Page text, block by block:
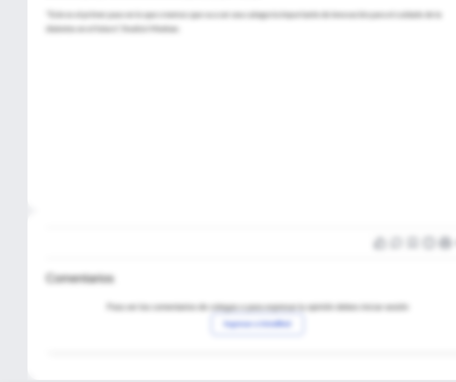
"Este es el primer paso en lo que creemos que va a ser una categoría importante de innovación para el cuidado de la
diabetes en el futuro", finalizó Meehan.
Comentarios
Para ver los comentarios de colegas o para expresar tu opinión debes iniciar sesión
Ingresar a IntraMed